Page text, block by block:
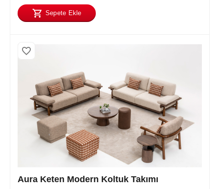
Sepete Ekle
Aura Keten Modern Koltuk Takımı